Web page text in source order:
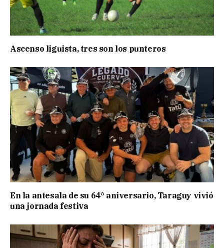
Ascenso liguista, tres son los punteros
En la antesala de su 64° aniversario, Taraguy vivió
una jornada festiva